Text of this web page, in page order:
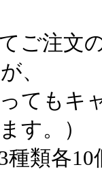
ご注文
、
てもキ
す。）
類各10